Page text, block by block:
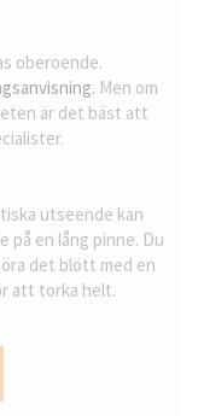
oberoende.
Men om
är det bäst att
utseende kan
en lång pinne. Du
det blött med en
att torka helt.